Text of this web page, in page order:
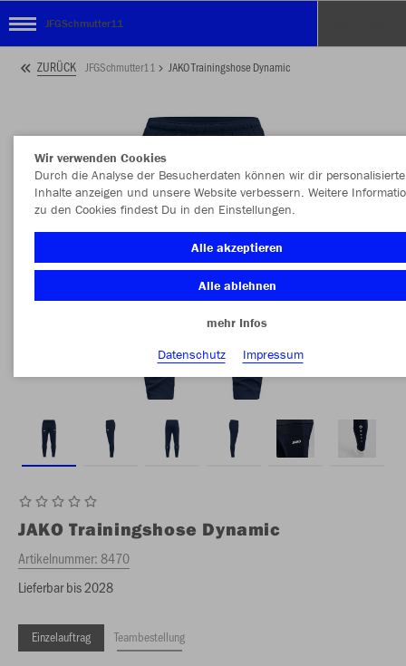
JFGSchmutter11
ZURÜCK JFGSchmutter11 JAKO Trainingshose Dynamic
JAKO Trainingshose Dynamic
Artikelnummer:8470
Lieferbar bis 2028
Einzelauftrag Teambestellung
Wir verwenden Cookies
Durch die Analyse der Besucherdaten können wir dir personalisierte
Inhalte anzeigen und unsere Website verbessern. Weitere
zu den Cookies findest Du in den Einstellungen.
Alle akzeptieren
Alle ablehnen
mehr Infos
Datenschutz
Impressum